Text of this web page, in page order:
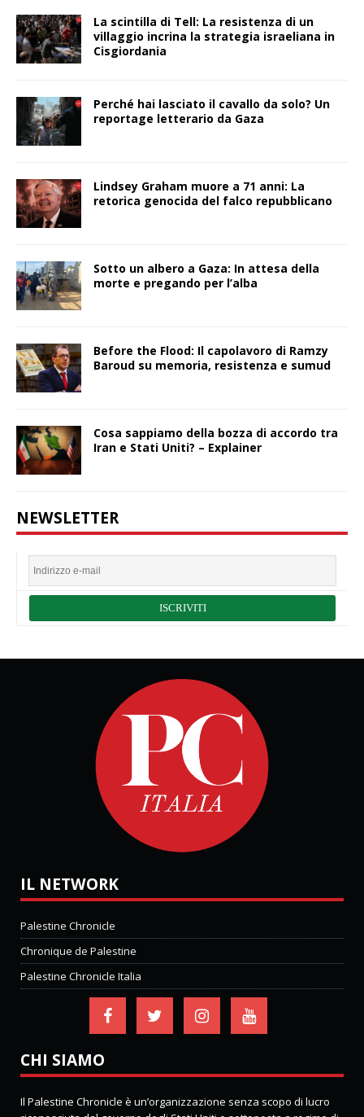
La scintilla di Tell: La resistenza di un
villaggio incrina la strategia israeliana in
Cisgiordania
Perché hai lasciato il cavallo da solo? Un
reportage letterario da Gaza
Lindsey Graham muore a 71 anni: La
retorica genocida del falco repubblicano
Sotto un albero a Gaza: In attesa della
morte e pregando per l’alba
Before the Flood: Il capolavoro di Ramzy
Baroud su memoria, resistenza e sumud
Cosa sappiamo della bozza di accordo tra
Iran e Stati Uniti? – Explainer
NEWSLETTER
IL NETWORK
Palestine Chronicle
Chronique de Palestine
Palestine Chronicle Italia
CHI SIAMO
Il Palestine Chronicle è un’organizzazione senza scopo di lucro